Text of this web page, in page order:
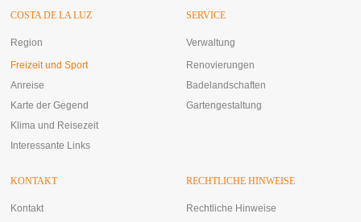
COSTA DE LA LUZ
Region
Freizeit und Sport
Anreise
Karte der Gegend
Klima und Reisezeit
Interessante Links
SERVICE
Verwaltung
Renovierungen
Badelandschaften
Gartengestaltung
KONTAKT
Kontakt
RECHTLICHE HINWEISE
Rechtliche Hinweise